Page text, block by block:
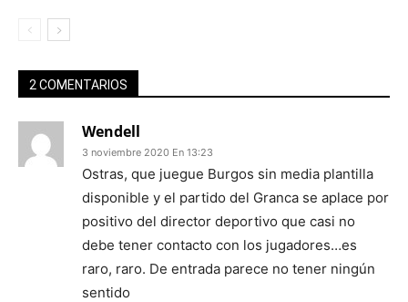
2 COMENTARIOS
Wendell
3 noviembre 2020 En 13:23
Ostras, que juegue Burgos sin media plantilla
disponible y el partido del Granca se aplace por
positivo del director deportivo que casi no
debe tener contacto con los jugadores…es
raro, raro. De entrada parece no tener ningún
sentido